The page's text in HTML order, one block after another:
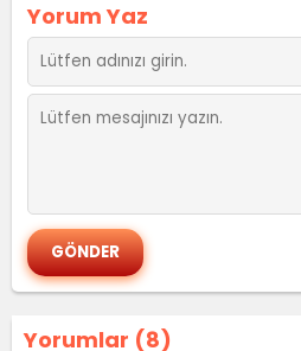
Yorumlar (8)
Yorum Yaz